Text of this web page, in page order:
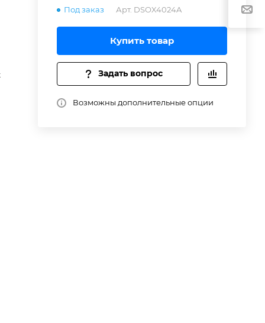
Под заказ Арт. DSOX4024A
Купить товар
Задать вопрос
Возможны дополнительные опции